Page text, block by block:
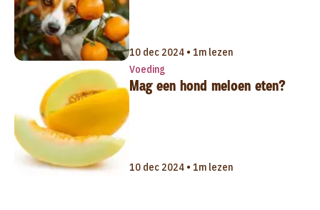
10 dec 2024 • 1m lezen
Voeding
Mag een hond meloen eten?
10 dec 2024 • 1m lezen